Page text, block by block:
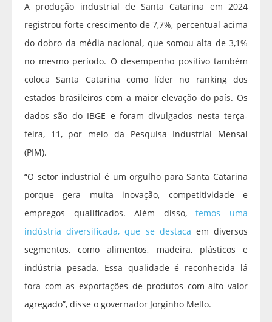
A produção industrial de Santa Catarina em 2024
registrou forte crescimento de 7,7%, percentual acima
do dobro da média nacional, que somou alta de 3,1%
no mesmo período. O desempenho positivo também
coloca Santa Catarina como líder no ranking dos
estados brasileiros com a maior elevação do país. Os
dados são do IBGE e foram divulgados nesta terça-
feira, 11, por meio da Pesquisa Industrial Mensal
(PIM).
“O setor industrial é um orgulho para Santa Catarina
porque gera muita inovação, competitividade e
empregos qualificados. Além disso,temos uma
indústria diversificada, que se destaca em diversos
segmentos, como alimentos, madeira, plásticos e
indústria pesada. Essa qualidade é reconhecida lá
fora com as exportações de produtos com alto valor
agregado”, disse o governador Jorginho Mello.